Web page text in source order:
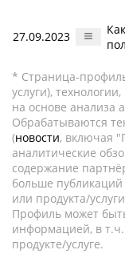
27.09.2023
* Страница-
услуги),
на основе анализа
Обрабатываются
(новости, включая
аналитические
содержание
больше
или продукта/
Профиль может
информацией, в
продукте/услуге.